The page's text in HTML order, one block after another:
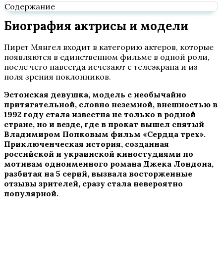
Содержание
Биография актрисы и модели
Пирет Мянгел входит в категорию актеров, которые
появляются в единственном фильме в одной роли,
после чего навсегда исчезают с телеэкрана и из
поля зрения поклонников.
Эстонская девушка, модель с необычайно
притягательной, словно неземной, внешностью в
1992 году стала известна не только в родной
стране, но и везде, где в прокат вышел снятый
Владимиром Попковым фильм «Сердца трех».
Приключенческая история, созданная
российской и украинской киностудиями по
мотивам одноименного романа Джека Лондона,
разбитая на 5 серий, вызвала восторженные
отзывы зрителей, сразу стала невероятно
популярной.